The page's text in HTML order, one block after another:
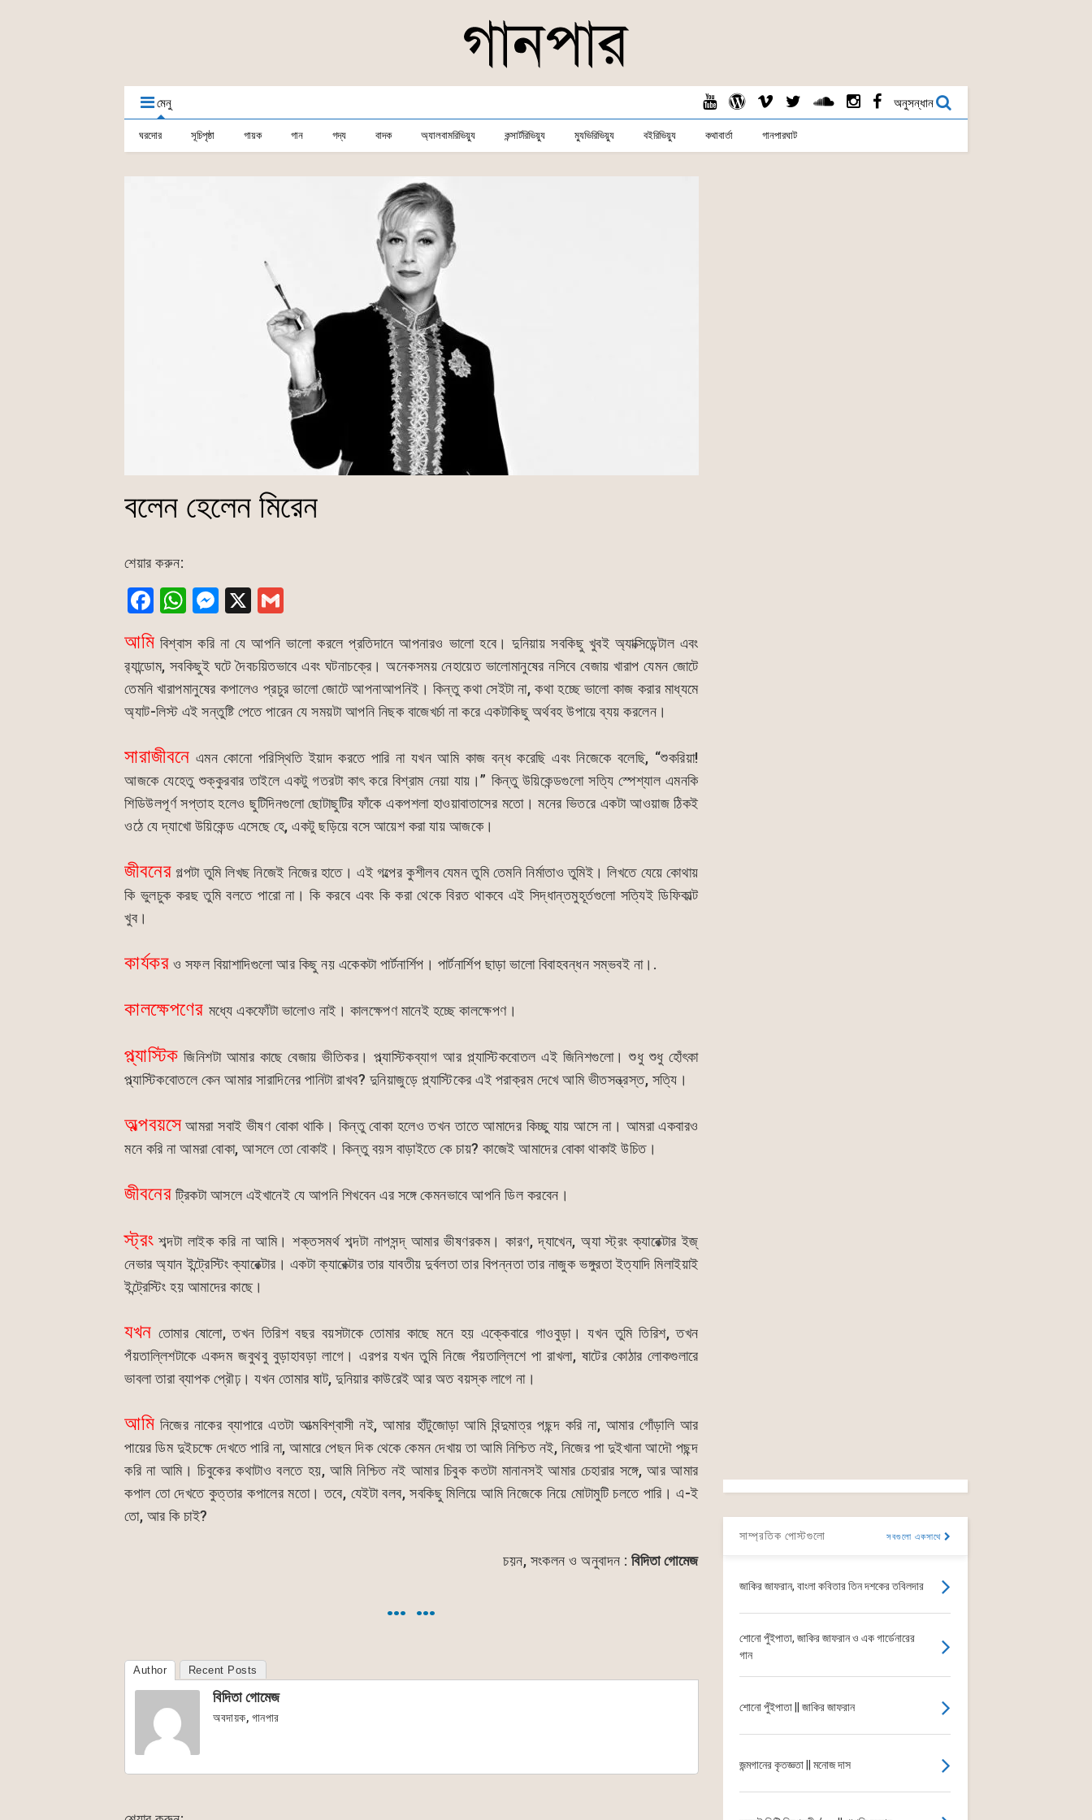
মেনু অনুসন্ধান
ঘরদোর সূচিপৃষ্ঠা গায়ক গান গদ্য বাদক অ্যালবামরিভিয়্যু কন্সার্টরিভিয়্যু ম্যুভিরিভিয়্যু বইরিভিয়্যু কথাবার্তা গানপারঘাট
বলেন হেলেন মিরেন
শেয়ার করুন:
F
c
e
b
o
k
W
at
s
A
p
M
s
s
e
n
g
er
X
ai
l
আমি বিশ্বাস করি না যে আপনি ভালো করলে প্রতিদানে আপনারও ভালো হবে। দুনিয়ায় সবকিছু খুবই অ্যাক্সিডেন্টাল এবং
র‍্যান্ডোম, সবকিছুই ঘটে দৈবচয়িতভাবে এবং ঘটনাচক্রে। অনেকসময় নেহায়েত ভালোমানুষের নসিবে বেজায় খারাপ যেমন জোটে
তেমনি খারাপমানুষের কপালেও প্রচুর ভালো জোটে আপনাআপনিই। কিন্তু কথা সেইটা না, কথা হচ্ছে ভালো কাজ করার মাধ্যমে
অ্যাট-লিস্ট এই সন্তুষ্টি পেতে পারেন যে সময়টা আপনি নিছক বাজেখর্চা না করে একটাকিছু অর্থবহ উপায়ে ব্যয় করলেন।
সারাজীবনে এমন কোনো পরিস্থিতি ইয়াদ করতে পারি না যখন আমি কাজ বন্ধ করেছি এবং নিজেকে বলেছি, “শুকরিয়া!
আজকে যেহেতু শুক্কুরবার তাইলে একটু গতরটা কাৎ করে বিশ্রাম নেয়া যায়।” কিন্তু উয়িকেন্ডগুলো সত্যি স্পেশ্যাল এমনকি
শিডিউলপূর্ণ সপ্তাহ হলেও ছুটিদিনগুলো ছোটাছুটির ফাঁকে একপশলা হাওয়াবাতাসের মতো। মনের ভিতরে একটা আওয়াজ ঠিকই
ওঠে যে দ্যাখো উয়িকেন্ড এসেছে হে, একটু ছড়িয়ে বসে আয়েশ করা যায় আজকে।
জীবনের গল্পটা তুমি লিখছ নিজেই নিজের হাতে। এই গল্পের কুশীলব যেমন তুমি তেমনি নির্মাতাও তুমিই। লিখতে যেয়ে কোথায়
কি ভুলচুক করছ তুমি বলতে পারো না। কি করবে এবং কি করা থেকে বিরত থাকবে এই সিদ্ধান্তমুহূর্তগুলো সত্যিই ডিফিকাল্ট
খুব।
কার্যকর ও সফল বিয়াশাদিগুলো আর কিছু নয় একেকটা পার্টনার্শিপ। পার্টনার্শিপ ছাড়া ভালো বিবাহবন্ধন সম্ভবই না।.
কালক্ষেপণের মধ্যে একফোঁটা ভালোও নাই। কালক্ষেপণ মানেই হচ্ছে কালক্ষেপণ।
প্ল্যাস্টিক জিনিশটা আমার কাছে বেজায় ভীতিকর। প্ল্যাস্টিকব্যাগ আর প্ল্যাস্টিকবোতল এই জিনিশগুলো। শুধু শুধু হোঁৎকা
প্ল্যাস্টিকবোতলে কেন আমার সারাদিনের পানিটা রাখব? দুনিয়াজুড়ে প্ল্যাস্টিকের এই পরাক্রম দেখে আমি ভীতসন্ত্রস্ত, সত্যি।
অল্পবয়সেআমরা সবাই ভীষণ বোকা থাকি। কিন্তু বোকা হলেও তখন তাতে আমাদের কিচ্ছু যায় আসে না। আমরা একবারও
মনে করি না আমরা বোকা, আসলে তো বোকাই। কিন্তু বয়স বাড়াইতে কে চায়? কাজেই আমাদের বোকা থাকাই উচিত।
জীবনের ট্রিকটা আসলে এইখানেই যে আপনি শিখবেন এর সঙ্গে কেমনভাবে আপনি ডিল করবেন।
স্ট্রং শব্দটা লাইক করি না আমি। শক্তসমর্থ শব্দটা নাপসন্দ্ আমার ভীষণরকম। কারণ, দ্যাখেন, অ্যা স্ট্রং ক্যারেক্টার ইজ্
নেভার অ্যান ইন্ট্রেস্টিং ক্যারেক্টার। একটা ক্যারেক্টার তার যাবতীয় দুর্বলতা তার বিপন্নতা তার নাজুক ভঙ্গুরতা ইত্যাদি মিলাইয়াই
ইন্ট্রেস্টিং হয় আমাদের কাছে।
যখন তোমার ষোলো, তখন তিরিশ বছর বয়সটাকে তোমার কাছে মনে হয় এক্কেবারে গাওবুড়া। যখন তুমি তিরিশ, তখন
পঁয়তাল্লিশটাকে একদম জবুথবু বুড়াহাবড়া লাগে। এরপর যখন তুমি নিজে পঁয়তাল্লিশে পা রাখলা, ষাটের কোঠার লোকগুলারে
ভাবলা তারা ব্যাপক প্রৌঢ়। যখন তোমার ষাট, দুনিয়ার কাউরেই আর অত বয়স্ক লাগে না।
আমি নিজের নাকের ব্যাপারে এতটা আত্মবিশ্বাসী নই, আমার হাঁটুজোড়া আমি বিন্দুমাত্র পছন্দ করি না, আমার গোঁড়ালি আর
পায়ের ডিম দুইচক্ষে দেখতে পারি না, আমারে পেছন দিক থেকে কেমন দেখায় তা আমি নিশ্চিত নই, নিজের পা দুইখানা আদৌ পছন্দ
করি না আমি। চিবুকের কথাটাও বলতে হয়, আমি নিশ্চিত নই আমার চিবুক কতটা মানানসই আমার চেহারার সঙ্গে, আর আমার
কপাল তো দেখতে কুত্তার কপালের মতো। তবে, যেইটা বলব, সবকিছু মিলিয়ে আমি নিজেকে নিয়ে মোটামুটি চলতে পারি। এ-ই
তো, আর কি চাই?
চয়ন, সংকলন ও অনুবাদন :বিদিতা গোমেজ
… …
Author Recent Posts
বিদিতা গোমেজ
অবদায়ক, গানপার
সাম্প্রতিক পোস্টগুলো সবগুলো একসাথে
জাকির জাফরান, বাংলা কবিতার তিন দশকের তবিলদার
শোনো পুঁইপাতা, জাকির জাফরান ও এক গার্ডেনারের
গান
শোনো পুঁইপাতা || জাকির জাফরান
জন্মগানের কৃতজ্ঞতা || মনোজ দাস